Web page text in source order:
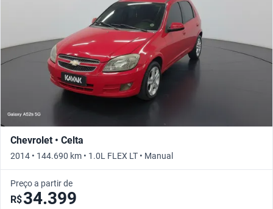
Chevrolet • Celta
2014 • 144.690 km • 1.0L FLEX LT • Manual
Preço a partir de
R$34.399